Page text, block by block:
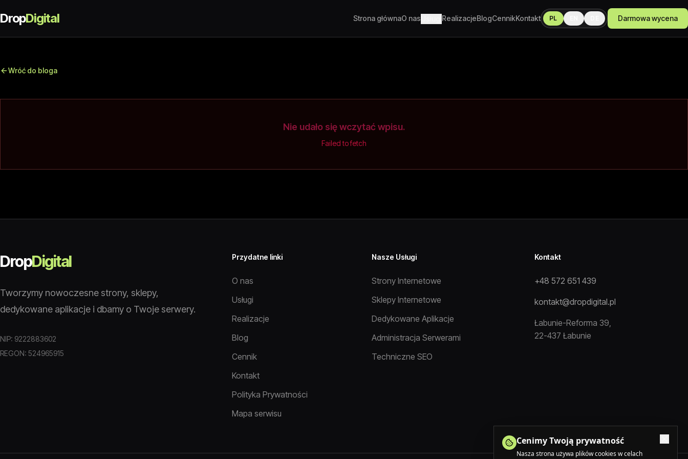
DropDigital Strona głównaO nas RealizacjeBlogCennikKontakt PL Darmowa wycena
Wróć do bloga
Nie udało się wczytać wpisu.
Failed to fetch
DropDigital
Tworzymy nowoczesne strony, sklepy,
dedykowane aplikacje i dbamy o Twoje serwery.
NIP: 9222883602
REGON: 524965915
Przydatne linki
O nas
Usługi
Realizacje
Blog
Cennik
Kontakt
Polityka Prywatności
Mapa serwisu
Nasze Usługi
Strony Internetowe
Sklepy Internetowe
Dedykowane Aplikacje
Administracja Serwerami
Techniczne SEO
Kontakt
+48 572 651 439
kontakt@dropdigital.pl
Łabunie-Reforma 39,
22-437 Łabunie
Cenimy Twoją prywatność
Nasza strona używa plików cookies w celach